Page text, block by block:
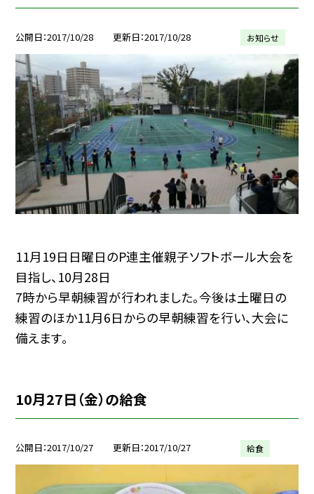
公開日 2017/10/28 更新日 2017/10/28 お知らせ
11月19日日曜日のP連主催親子ソフトボール大会を
目指し、10月28日
7時から早朝練習が行われました。今後は土曜日の
練習のほか11月6日からの早朝練習を行い、大会に
備えます。
10月27日（金）の給食
公開日 2017/10/27 更新日 2017/10/27 給食